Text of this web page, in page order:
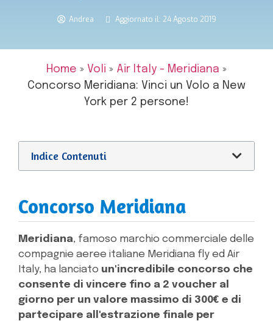
Andrea Aggiornato il: 24 Agosto 2019
Home » Voli » Air Italy - Meridiana »
Concorso Meridiana: Vinci un Volo a New
York per 2 persone!
Indice Contenuti
Concorso Meridiana
Meridiana, famoso marchio commerciale delle
compagnie aeree italiane Meridiana fly ed Air
Italy, ha lanciato un'incredibile concorso che
consente di vincere fino a 2 voucher al
giorno per un valore massimo di 300€ e di
partecipare all'estrazione finale per